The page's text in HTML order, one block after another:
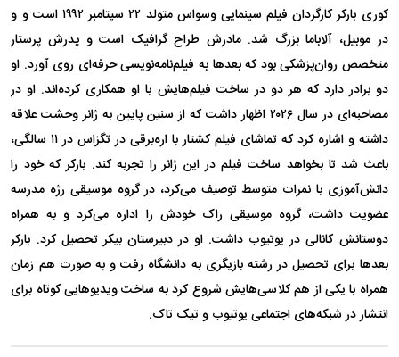
کوری بارکر کارگردان فیلم سینمایی وسواس متولد ۲۲ سپتامبر ۱۹۹۲ است و و
در موبیل، آلاباما بزرگ شد. مادرش طراح گرافیک است و پدرش پرستار
متخصص روان‌پزشکی بود که بعد‌ها به فیلم‌نامه‌نویسی حرفه‌ای روی آورد. او
دو برادر دارد که هر دو در ساخت فیلم‌هایش با او همکاری کرده‌اند. او در
مصاحبه‌ای در سال ۲۰۲۶ اظهار داشت که از سنین پایین به ژانر وحشت علاقه
داشته و اشاره کرد که تماشای فیلم کشتار با اره‌برقی در تگزاس در ۱۱ سالگی،
باعث شد تا بخواهد ساخت فیلم در این ژانر را تجربه کند. بارکر که خود را
دانش‌آموزی با نمرات متوسط توصیف می‌کرد، در گروه موسیقی رژه مدرسه
عضویت داشت، گروه موسیقی راک خودش را اداره می‌کرد و به همراه
دوستانش کانالی در یوتیوب داشت. او در دبیرستان بیکر تحصیل کرد. بارکر
بعد‌ها برای تحصیل در رشته بازیگری به دانشگاه رفت و به صورت هم زمان
همراه با یکی از هم کلاسی‌هایش شروع کرد به ساخت ویدیو‌هایی کوتاه برای
انتشار در شبکه‌های اجتماعی یوتیوب و تیک تاک.